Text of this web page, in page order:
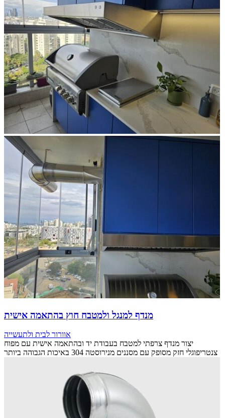
מנדף למנגל ולמטבח חוץ בהתאמה אישית
אוורור לבית ולתעשייה
יצור מנדף צרפתי למטבח בעבודת יד ובהתאמה אישית עם מפוח
צנטריפוגלי חזק מסופק עם מסננים מנירוסטה 304 באיכות הגבוהה ביותר